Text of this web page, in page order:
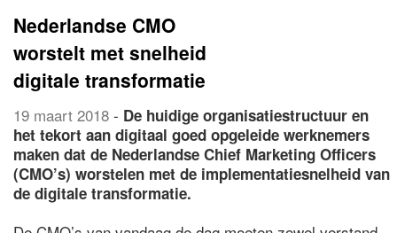
Nederlandse CMO
worstelt met snelheid
digitale transformatie
19 maart 2018 - De huidige organisatiestructuur en
het tekort aan digitaal goed opgeleide werknemers
maken dat de Nederlandse Chief Marketing Officers
(CMO’s) worstelen met de implementatiesnelheid van
de digitale transformatie.